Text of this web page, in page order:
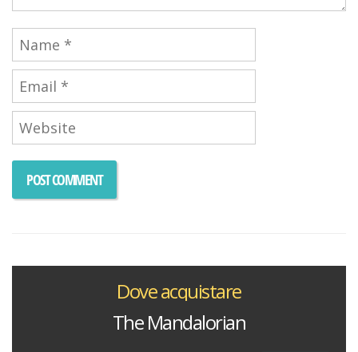
Dove acquistare
The Mandalorian